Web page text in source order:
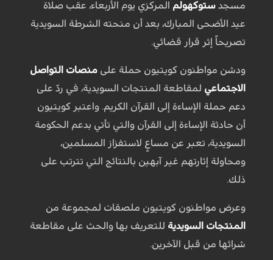
مسجد ستوكهولم المركزي يوم الأربعاء، عقب صلاة
عيد الأضحى المبارك، بعد أن منحته الشرطة السويدية
تصريحاً إثر قرار قضائي.
ودشن مواطنون كويتيون حملة على منصات التواصل
الاجتماعي لمقاطعة المنتجات السويدية، في ردّ على
دعم حملة الإساءة إلى القرآن الكريم. واعتبر كويتيون
أن حادثة الإساءة إلى القرآن والتي تأتي بدعم الحكومة
السويدية، تعبر عن مساعٍ لاستفزاز المسلمين،
ومحاولة إثارتهم غير آبهين بالنتائج التي تترتب على
ذلك.
وعرض مواطنون كويتيون ملصقات لمجموعة من
المنتجات السويدية للتعريف بها والحث على مقاطعة
شرائها من قبل الآخرين.